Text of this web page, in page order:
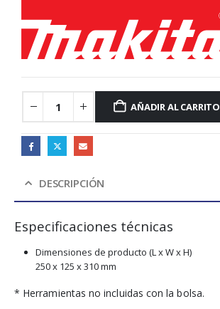
AÑADIR AL CARRITO
DESCRIPCIÓN
Especificaciones técnicas
Dimensiones de producto (L x W x H)
250 x 125 x 310 mm
* Herramientas no incluidas con la bolsa.